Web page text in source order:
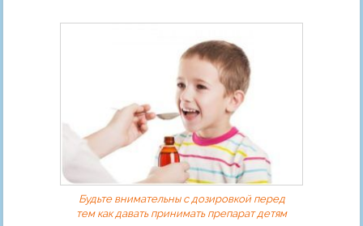
Будьте внимательны с дозировкой перед
тем как давать принимать препарат детям